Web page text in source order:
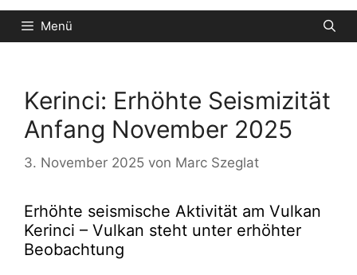
Menü
Kerinci: Erhöhte Seismizität
Anfang November 2025
3. November 2025 von Marc Szeglat
Erhöhte seismische Aktivität am Vulkan
Kerinci – Vulkan steht unter erhöhter
Beobachtung